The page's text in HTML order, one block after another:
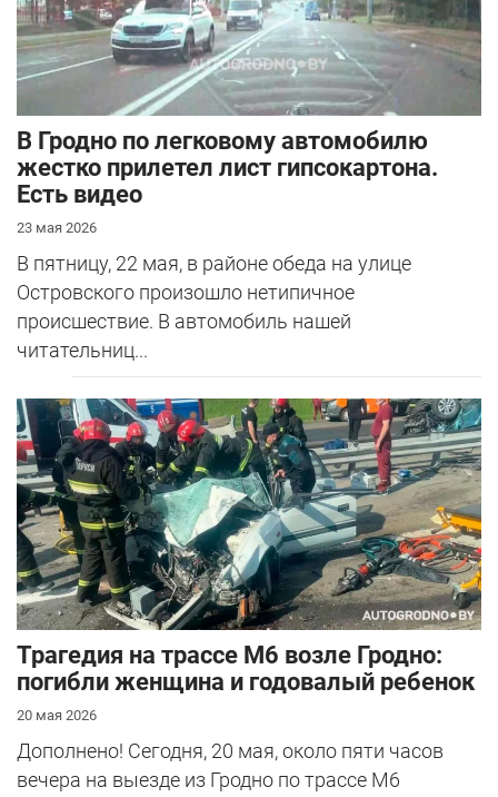
В Гродно по легковому автомобилю
жестко прилетел лист гипсокартона.
Есть видео
23 мая 2026
В пятницу, 22 мая, в районе обеда на улице
Островского произошло нетипичное
происшествие. В автомобиль нашей
читательниц...
Трагедия на трассе М6 возле Гродно:
погибли женщина и годовалый ребенок
20 мая 2026
Дополнено! Сегодня, 20 мая, около пяти часов
вечера на выезде из Гродно по трассе М6